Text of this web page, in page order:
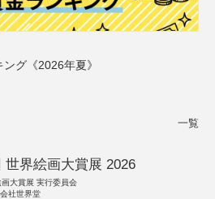
グ《2026年夏》
一覧
世界絵画大賞展 2026
画大賞展 実行委員会
社世界堂